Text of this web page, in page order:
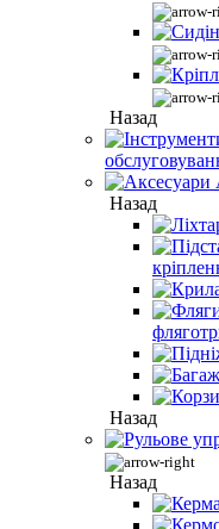
Назад
Назад
Назад
Назад